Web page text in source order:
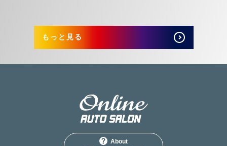
もっと見る
About